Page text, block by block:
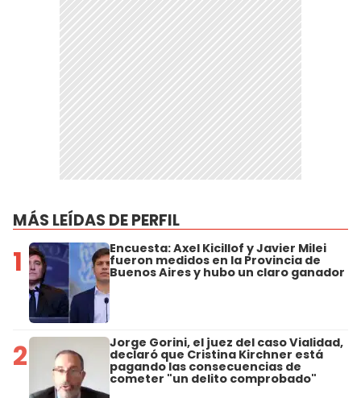
MÁS LEÍDAS DE PERFIL
1 Encuesta: Axel Kicillof y Javier Milei
fueron medidos en la Provincia de
Buenos Aires y hubo un claro ganador
2 Jorge Gorini, el juez del caso Vialidad,
declaró que Cristina Kirchner está
pagando las consecuencias de
cometer "un delito comprobado"